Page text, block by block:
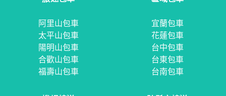
阿里山包車
太平山包車
陽明山包車
合歡山包車
福壽山包車
宜蘭包車
花蓮包車
台中包車
台東包車
台南包車